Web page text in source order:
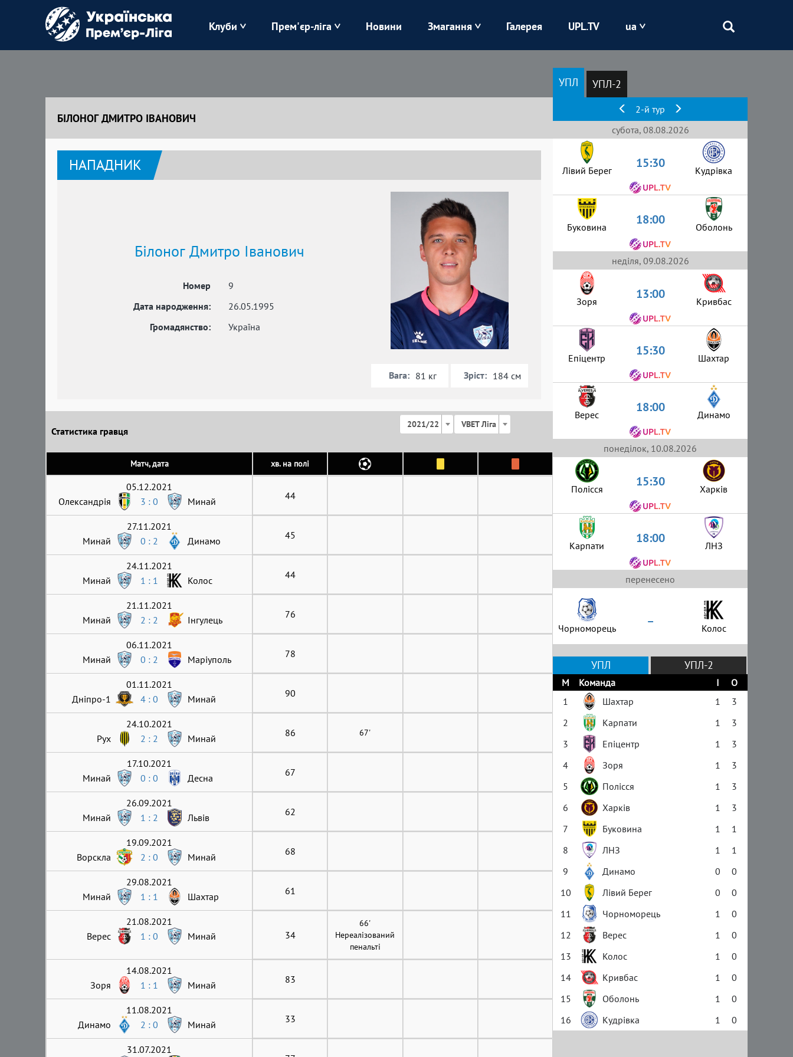
Клуби
Зоря Карпати Колос Кривбас
Оболонь
Полісся
Прем'єр-ліга Новини Змагання Галерея UPL.TV ua
БІЛОНОГ ДМИТРО ІВАНОВИЧ
НАПАДНИК
Білоног Дмитро Іванович
Номер
9
Дата народження:
26.05.1995
Громадянство:
Україна
Вага: 81 кг Зріст: 184 см
Статистика гравця
2021/22 VBET Ліга
Матч, дата хв. на полі
05.12.2021
Олександрія
3 : 0 Минай 44
27.11.2021
Минай
0 : 2 Динамо 45
24.11.2021
Минай
1 : 1 Колос 44
21.11.2021
Минай
2 : 2 Інгулець 76
06.11.2021
Минай
0 : 2 Маріуполь 78
01.11.2021
Дніпро-1
4 : 0 Минай 90
24.10.2021
Рух
2 : 2 Минай 86 67'
17.10.2021
Минай
0 : 0 Десна 67
26.09.2021
Минай
1 : 2 Львів 62
19.09.2021
Ворскла
2 : 0 Минай 68
29.08.2021
Минай
1 : 1 Шахтар 61
21.08.2021
Верес
1 : 0 Минай 34
66'
Нереалізований
пенальті
14.08.2021
Зоря
1 : 1 Минай 83
11.08.2021
Динамо
2 : 0 Минай 33
31.07.2021
УПЛ УПЛ-2
2-й тур
субота, 08.08.2026
Лівий Берег 15:30 Кудрівка
Буковина 18:00 Оболонь
неділя, 09.08.2026
Зоря 13:00 Кривбас
Епіцентр 15:30 Шахтар
Верес 18:00 Динамо
понеділок, 10.08.2026
Полісся 15:30 Харків
Карпати 18:00 ЛНЗ
перенесено
Чорноморець – Колос
УПЛ УПЛ-2
М Команда І
О
1
Шахтар 1
3
2
Карпати 1
3
3
Епіцентр 1
3
4
Зоря 1
3
5
Полісся 1
3
6
Харків 1
3
7
Буковина 1
1
8
ЛНЗ 1
1
9
Динамо 0
0
10
Лівий Берег 0
0
11
Чорноморець 1
0
12
Верес 1
0
13
Колос 1
0
14
Кривбас 1
0
15
Оболонь 1
0
16
Кудрівка 1 0